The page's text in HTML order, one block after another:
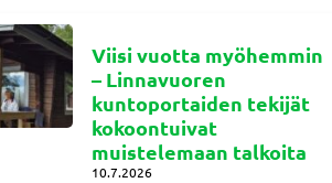
Viisi vuotta myöhemmin
– Linnavuoren
kuntoportaiden tekijät
kokoontuivat
muistelemaan talkoita
10.7.2026